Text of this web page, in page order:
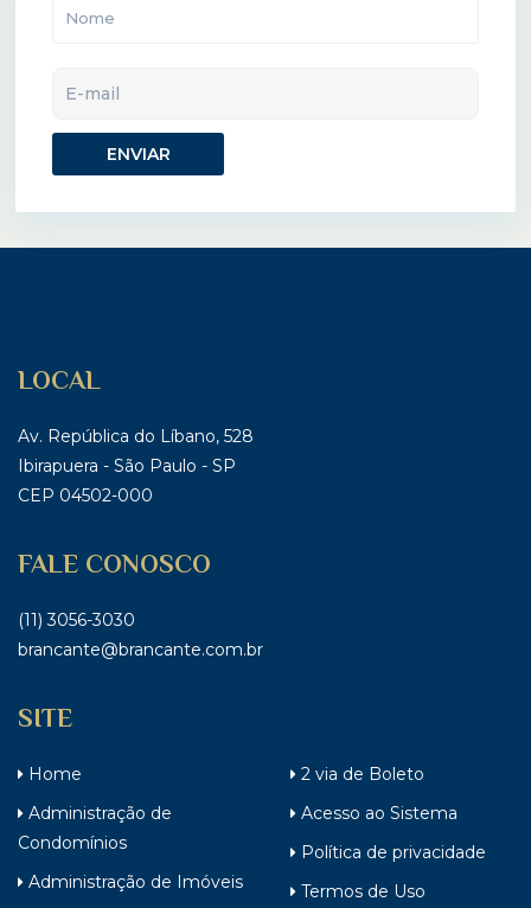
LOCAL
Av. República do Líbano, 528
Ibirapuera - São Paulo - SP
CEP 04502-000
FALE CONOSCO
(11) 3056-3030
brancante@brancante.com.br
SITE
Home
Administração de
Condomínios
Administração de Imóveis
2 via de Boleto
Acesso ao Sistema
Política de privacidade
Termos de Uso